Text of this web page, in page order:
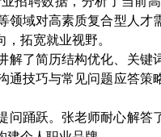
域对高素质复合型人才
拓宽就业视野。
解了简历结构优化、关键
技巧与常见问题应答策
问踊跃。张老师耐心解答